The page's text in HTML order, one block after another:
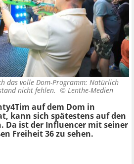
das volle Dom-Programm: Natürlich
nicht fehlen. © Lenthe-Medien
auf dem Dom in
kann sich spätestens auf den
Da ist der Influencer mit seiner
Freiheit 36 zu sehen.